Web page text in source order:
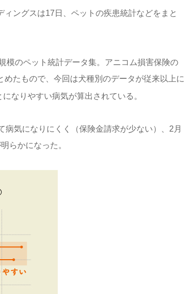
ングスは17日、ペットの疾患統計などをまと
模のペット統計データ集。アニコム損害保険の
たもので、今回は犬種別のデータが従来以上に
なりやすい病気が算出されている。
気になりにくく（保険金請求が少ない）、2月
らかになった。